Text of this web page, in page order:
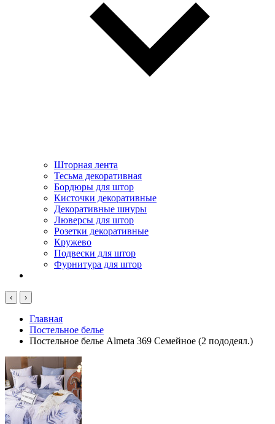
Шторная лента
Тесьма декоративная
Бордюры для штор
Кисточки декоративные
Декоративные шнуры
Люверсы для штор
Розетки декоративные
Кружево
Подвески для штор
Фурнитура для штор
‹ ›
Главная
Постельное белье
Постельное белье Almeta 369 Семейное (2 пододеял.)